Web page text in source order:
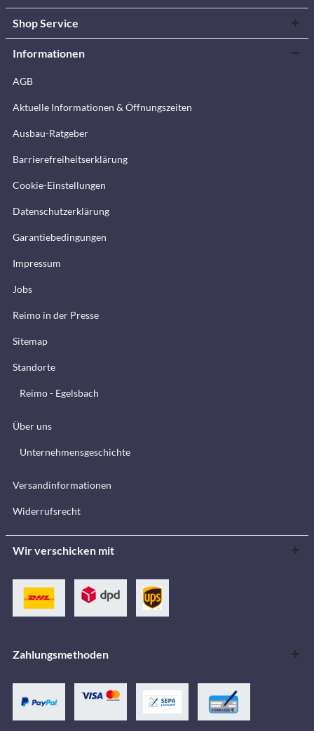
Shop Service
Informationen
AGB
Aktuelle Informationen & Öffnungszeiten
Ausbau-Ratgeber
Barrierefreiheitserklärung
Cookie-Einstellungen
Datenschutzerklärung
Garantiebedingungen
Impressum
Jobs
Reimo in der Presse
Sitemap
Standorte
Reimo - Egelsbach
Über uns
Unternehmensgeschichte
Versandinformationen
Widerrufsrecht
Wir verschicken mit
Zahlungsmethoden